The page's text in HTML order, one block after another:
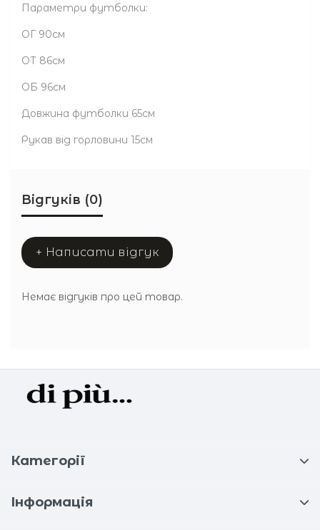
Параметри футболки:
ОГ 90см
ОТ 86см
ОБ 96см
Довжина футболки 65см
Рукав від горловини 15см
Відгуків (0)
+ Написати відгук
Немає відгуків про цей товар.
Категорії
Інформація